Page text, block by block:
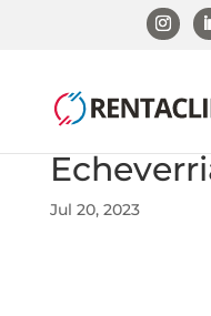
Jul 20, 2023